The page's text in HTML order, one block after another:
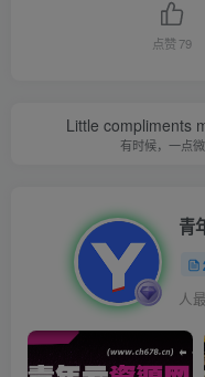
点赞79
Little compliments
有时候，一点
青
人